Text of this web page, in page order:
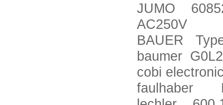
JUMO
AC250V
BAUER
baumer
cobi
faulhaber P/